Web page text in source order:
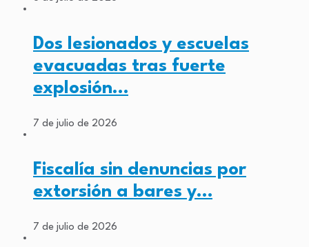
Dos lesionados y escuelas
evacuadas tras fuerte
explosión…
7 de julio de 2026
Fiscalía sin denuncias por
extorsión a bares y…
7 de julio de 2026